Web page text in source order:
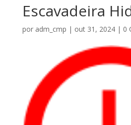
Escavadeira
por adm_cmp | out 31, 2024| 0